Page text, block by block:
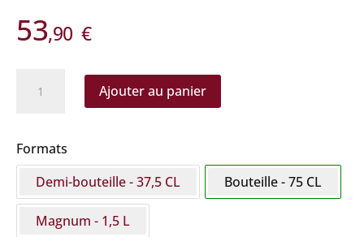
53,90 €
-
Brut
Rosé
Ajouter au panier
Formats
Demi-bouteille - 37,5 CL
Bouteille - 75 CL
Magnum - 1,5 L